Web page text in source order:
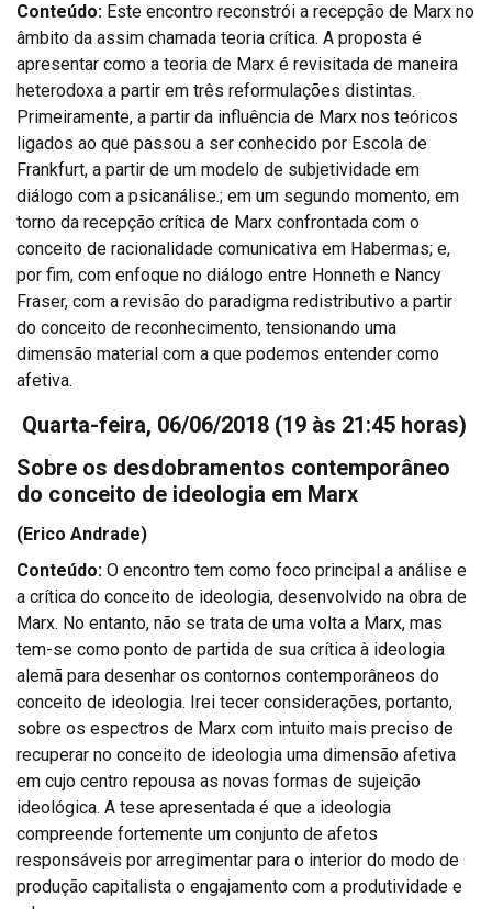
Conteúdo: Este encontro reconstrói a recepção de Marx no
âmbito da assim chamada teoria crítica. A proposta é
apresentar como a teoria de Marx é revisitada de maneira
heterodoxa a partir em três reformulações distintas.
Primeiramente, a partir da influência de Marx nos teóricos
ligados ao que passou a ser conhecido por Escola de
Frankfurt, a partir de um modelo de subjetividade em
diálogo com a psicanálise.; em um segundo momento, em
torno da recepção crítica de Marx confrontada com o
conceito de racionalidade comunicativa em Habermas; e,
por fim, com enfoque no diálogo entre Honneth e Nancy
Fraser, com a revisão do paradigma redistributivo a partir
do conceito de reconhecimento, tensionando uma
dimensão material com a que podemos entender como
afetiva.
Quarta-feira, 06/06/2018 (19 às 21:45 horas)
Sobre os desdobramentos contemporâneo
do conceito de ideologia em Marx
(Erico Andrade)
Conteúdo: O encontro tem como foco principal a análise e
a crítica do conceito de ideologia, desenvolvido na obra de
Marx. No entanto, não se trata de uma volta a Marx, mas
tem-se como ponto de partida de sua crítica à ideologia
alemã para desenhar os contornos contemporâneos do
conceito de ideologia. Irei tecer considerações, portanto,
sobre os espectros de Marx com intuito mais preciso de
recuperar no conceito de ideologia uma dimensão afetiva
em cujo centro repousa as novas formas de sujeição
ideológica. A tese apresentada é que a ideologia
compreende fortemente um conjunto de afetos
responsáveis por arregimentar para o interior do modo de
produção capitalista o engajamento com a produtividade e